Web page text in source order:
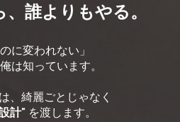
誰よりもやる。
に変われない」
は知っています。
、綺麗ごとじゃなく
計” を渡します。